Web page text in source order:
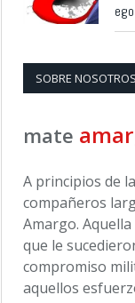
SOBRE NOSOTROS
mate
A principios de
compañeros
Amargo.
que le
compromiso
aquellos